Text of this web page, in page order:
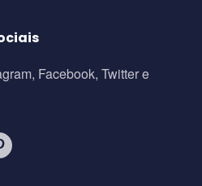
Facebook, Twitter e